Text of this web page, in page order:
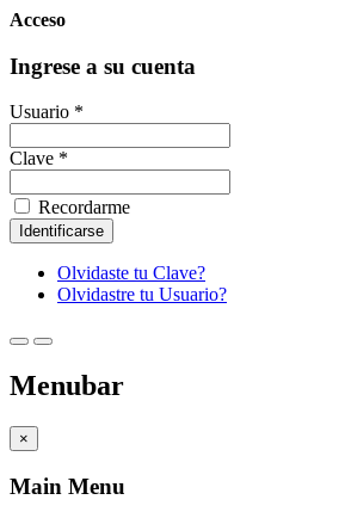
Acceso
Ingrese a su cuenta
Usuario *
Clave *
Recordarme
Olvidaste tu Clave?
Olvidastre tu Usuario?
Menubar
×
Main Menu